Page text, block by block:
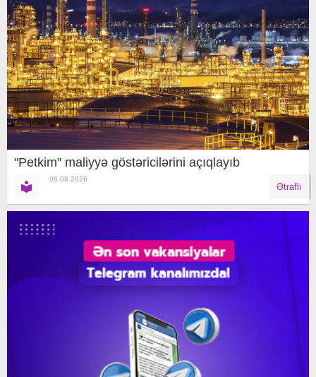
"Petkim" maliyyə göstəricilərini açıqlayıb
06.08.2026
Ətraflı